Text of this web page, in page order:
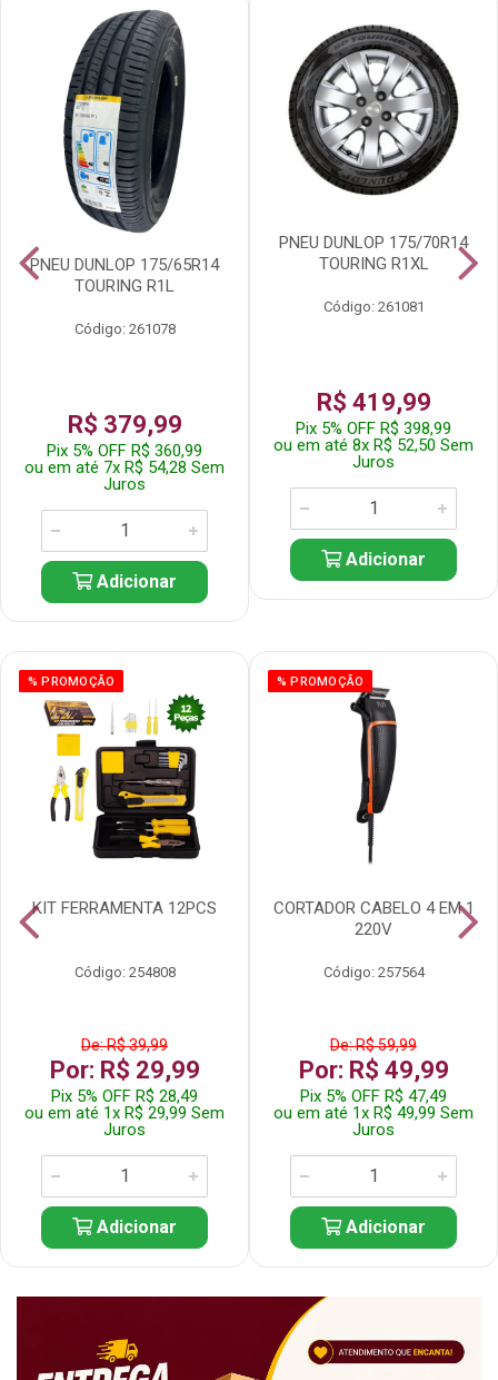
PNEU DUNLOP 175/65R14
TOURING R1L
Código: 261078
R$ 379,99
Pix 5% OFF R$ 360,99
ou em até 7x R$ 54,28 Sem
Juros
Adicionar
PNEU DUNLOP 175/70R14
TOURING R1XL
Código: 261081
R$ 419,99
Pix 5% OFF R$ 398,99
ou em até 8x R$ 52,50 Sem
Juros
Adicionar
% PROMOÇÃO
KIT FERRAMENTA 12PCS
Código: 254808
De: R$ 39,99
Por: R$ 29,99
Pix 5% OFF R$ 28,49
ou em até 1x R$ 29,99 Sem
Juros
Adicionar
% PROMOÇÃO
CORTADOR CABELO 4 EM 1
220V
Código: 257564
De: R$ 59,99
Por: R$ 49,99
Pix 5% OFF R$ 47,49
ou em até 1x R$ 49,99 Sem
Juros
Adicionar